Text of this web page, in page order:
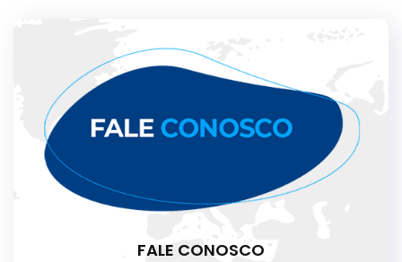
FALE CONOSCO